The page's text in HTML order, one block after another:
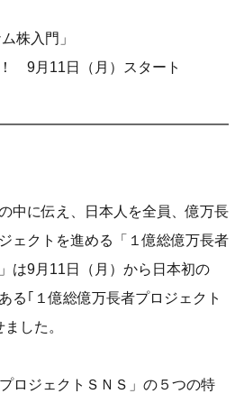
株入門」
9月11日（月）スタート
中に伝え、日本人を全員、億万長
ェクトを進める「１億総億万長者
は9月11日（月）から日本初の
る｢１億総億万長者プロジェクト
した。
ロジェクトＳＮＳ」の５つの特